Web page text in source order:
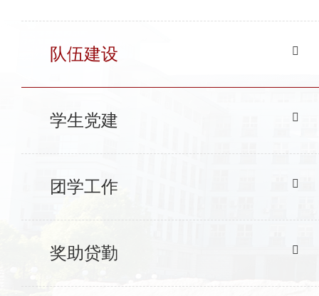
队伍建设
学生党建
团学工作
奖助贷勤